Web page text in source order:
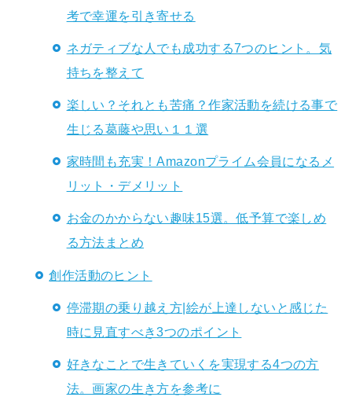
考で幸運を引き寄せる
ネガティブな人でも成功する7つのヒント。気
持ちを整えて
楽しい？それとも苦痛？作家活動を続ける事で
生じる葛藤や思い１１選
家時間も充実！Amazonプライム会員になるメ
リット・デメリット
お金のかからない趣味15選。低予算で楽しめ
る方法まとめ
創作活動のヒント
停滞期の乗り越え方|絵が上達しないと感じた
時に見直すべき3つのポイント
好きなことで生きていくを実現する4つの方
法。画家の生き方を参考に